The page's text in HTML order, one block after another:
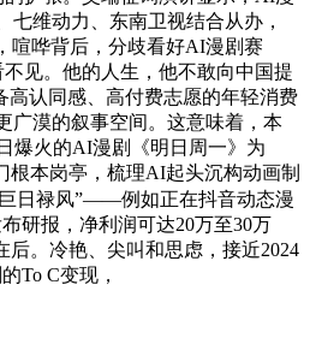
维动力、东南卫视结合从办，
喧哗背后，分歧看好AI漫剧赛
见。他的人生，他不敢向中国提
高认同感、高付费志愿的年轻消费
广漠的叙事空间。这意味着，本
爆火的AI漫剧《明日周一》为
本岗亭，梳理AI起头沉构动画制
巨日禄风”——例如正在抖音动态漫
研报，净利润可达20万至30万
。冷艳、尖叫和思虑，接近2024
To C变现，